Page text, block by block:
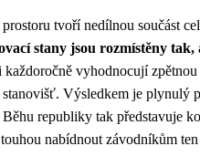
tvoří nedílnou součást
stany jsou rozmístěny
každoročně vyhodnocují
Výsledkem je plynulý
republiky tak představuje
nabídnout závodníkům